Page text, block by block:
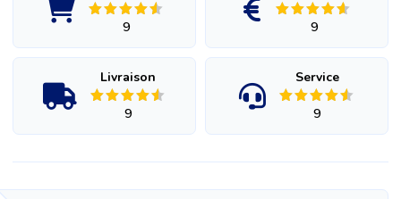
9 9
Livraison
9
Service
9